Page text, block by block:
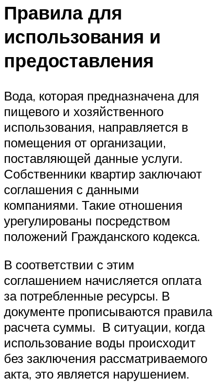
Правила для
использования и
предоставления
Вода, которая предназначена для
пищевого и хозяйственного
использования, направляется в
помещения от организации,
поставляющей данные услуги.
Собственники квартир заключают
соглашения с данными
компаниями. Такие отношения
урегулированы посредством
положений Гражданского кодекса.
В соответствии с этим
соглашением начисляется оплата
за потребленные ресурсы. В
документе прописываются правила
расчета суммы. В ситуации, когда
использование воды происходит
без заключения рассматриваемого
акта, это является нарушением.